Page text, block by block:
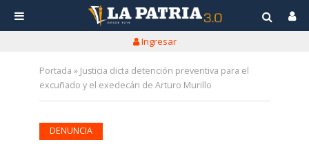
Ingresar
Portada » Justicia dicta detención preventiva para el
excuñado y el exedecán de Arturo Murillo
DENUNCIA